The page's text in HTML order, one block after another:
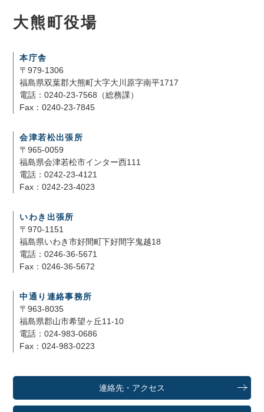
大熊町役場
本庁舎
〒979-1306
福島県双葉郡大熊町大字大川原字南平1717
電話：0240-23-7568（総務課）
Fax：0240-23-7845
会津若松出張所
〒965-0059
福島県会津若松市インター西111
電話：0242-23-4121
Fax：0242-23-4023
いわき出張所
〒970-1151
福島県いわき市好間町下好間字鬼越18
電話：0246-36-5671
Fax：0246-36-5672
中通り連絡事務所
〒963-8035
福島県郡山市希望ヶ丘11-10
電話：024-983-0686
Fax：024-983-0223
連絡先・アクセス